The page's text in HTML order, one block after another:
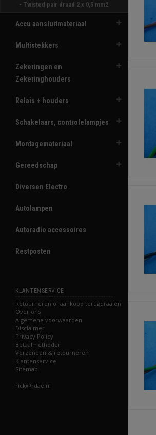
- Twisted pair draad 2 x 0,5 mm2
Accu aansluitmateriaal
Multistekkers
Zekeringen en
Zekeringhouders
Relais + houders
Schakelaars, controlelampjes
Montagemateriaal
Gereedschap
Diversen Electro
Autolampen
Autoradio accessoires
Restposten
KLANTENSERVICE
Retourneren of aankoop terugdraaien
Over ons
Algemene voorwaarden
Disclaimer
Privacy Policy
Betaalmethoden
Verzenden & retourneren
Klantenservice
Sitemap
rick@rdae.nl